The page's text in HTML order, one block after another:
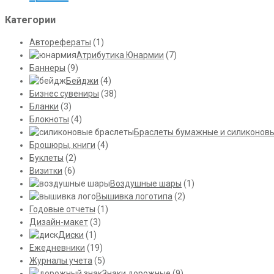
Категории
Авторефераты (1)
Атрибутика Юнармии (7)
Баннеры (9)
Бейджи (4)
Бизнес сувениры (38)
Бланки (3)
Блокноты (4)
Браслеты бумажные и
Брошюры, книги (4)
Буклеты (2)
Визитки (6)
Воздушные шары (1)
Вышивка логотипа(2)
Годовые отчеты (1)
Дизайн-макет(3)
Диски (1)
Ежедневники (19)
Журналы учета(5)